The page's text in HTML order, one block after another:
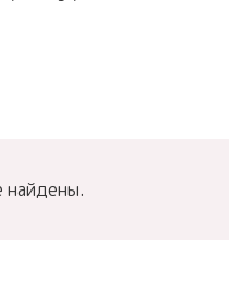
найдены.